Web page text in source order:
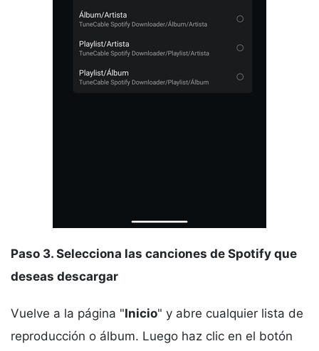
Paso 3. Selecciona las canciones de Spotify que
deseas descargar
Vuelve a la página "Inicio" y abre cualquier lista de
reproducción o álbum. Luego haz clic en el botón